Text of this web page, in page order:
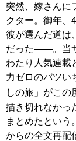
突然、嫁さんに
クター。御年、
彼が選んだ道は
だった――。当
わたり人気連載
力ゼロのバツい
しの旅」がこの
描き切れなかっ
まとめたという
からの全文再配